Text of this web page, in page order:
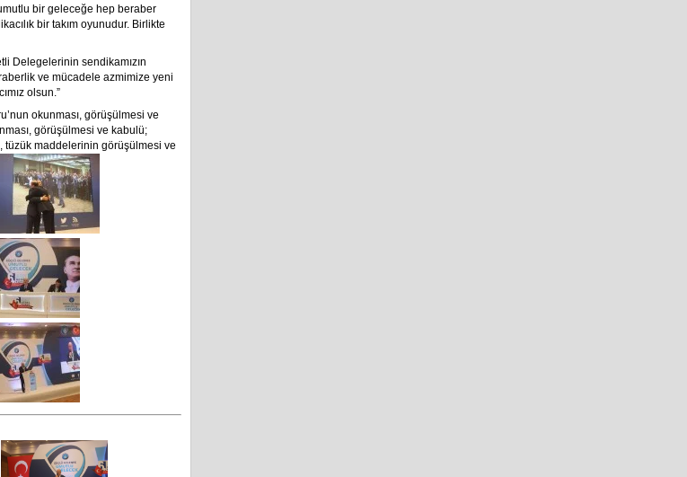
bir geleceğe hep beraber
bir takım oyunudur. Birlikte
Delegelerinin sendikamızın
ve mücadele azmimize yeni
olsun.”
okunması, görüşülmesi ve
görüşülmesi ve kabulü;
tüzük maddelerinin görüşülmesi ve